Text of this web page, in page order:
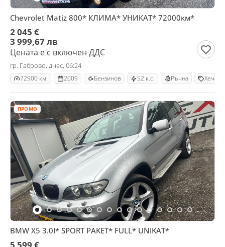
Chevrolet Matiz 800* КЛИМА* УНИКАТ* 72000км*
2 045 €
3 999,67 лв
Цената е с включен ДДС
гр. Габрово, днес, 06:24
72900 км. 2009 Бензинов 52 к.с. Ръчна Хечбек
ПРОМО
BMW X5 3.0I* SPORT PAKET* FULL* UNIKAT*